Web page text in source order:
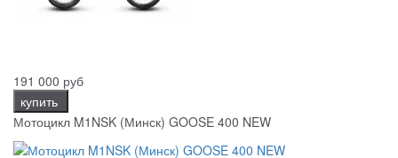
191 000 руб
купить
Мотоцикл M1NSK (Минск) GOOSE 400 NEW